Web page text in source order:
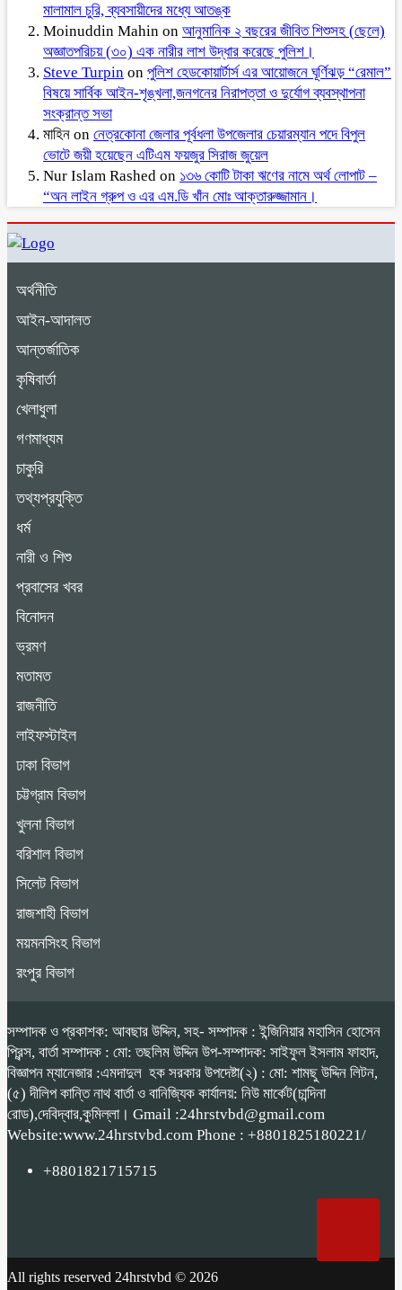
মালামাল চুরি, ব্যবসায়ীদের মধ্যে আতঙ্ক
Moinuddin Mahin on আনুমানিক ২ বছরের জীবিত শিশুসহ (ছেলে)
অজ্ঞাতপরিচয় (৩০) এক নারীর লাশ উদ্ধার করেছে পুলিশ।
Steve Turpin on পুলিশ হেডকোয়ার্টার্স এর আয়োজনে ঘূর্ণিঝড় “রেমাল”
বিষয়ে সার্বিক আইন-শৃঙ্খলা,জনগনের নিরাপত্তা ও দুর্যোগ ব্যবস্থাপনা
সংক্রান্ত সভা
মাহিন on নেত্রকোনা জেলার পূর্বধলা উপজেলার চেয়ারম্যান পদে বিপুল
ভোটে জয়ী হয়েছেন এটিএম ফয়জুর সিরাজ জুয়েল
Nur Islam Rashed on ১৩৬ কোটি টাকা ঋণের নামে অর্থ লোপাট –
“অন লাইন গ্রুপ ও এর এম.ডি খাঁন মোঃ আক্তারুজ্জামান।
অর্থনীতি
আইন-আদালত
আন্তর্জাতিক
কৃষিবার্তা
খেলাধুলা
গণমাধ্যম
চাকুরি
তথ্যপ্রযুক্তি
ধর্ম
নারী ও শিশু
প্রবাসের খবর
বিনোদন
ভ্রমণ
মতামত
রাজনীতি
লাইফস্টাইল
ঢাকা বিভাগ
চট্টগ্রাম বিভাগ
খুলনা বিভাগ
বরিশাল বিভাগ
সিলেট বিভাগ
রাজশাহী বিভাগ
ময়মনসিংহ বিভাগ
রংপুর বিভাগ
সম্পাদক ও প্রকাশক: আবছার উদ্দিন, সহ- সম্পাদক : ইন্জিনিয়ার মহাসিন হোসেন
প্রিন্স, বার্তা সম্পাদক : মো: তছলিম উদ্দিন উপ-সম্পাদক: সাইফুল ইসলাম ফাহাদ,
বিজ্ঞাপন ম্যানেজার :এমদাদুল হক সরকার উপদেষ্টা(২) : মো: শামছু উদ্দিন লিটন,
(৫) দীলিপ কান্তি নাথ বার্তা ও বানিজ্যিক কার্যালয়: নিউ মার্কেট(চান্দিনা
রোড),দেবিদ্বার,কুমিল্লা। Gmail :24hrstvbd@gmail.com
Website:www.24hrstvbd.com Phone : +8801825180221/
+8801821715715
All rights reserved 24hrstvbd © 2026